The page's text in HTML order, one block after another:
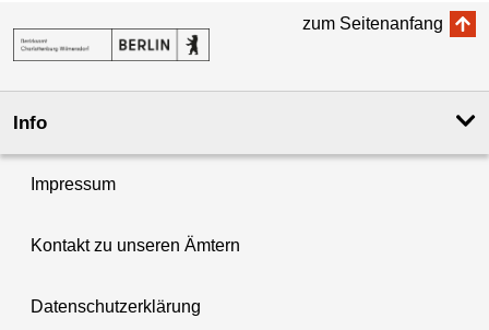
zum Seitenanfang
Info
Impressum
Kontakt zu unseren Ämtern
Datenschutzerklärung